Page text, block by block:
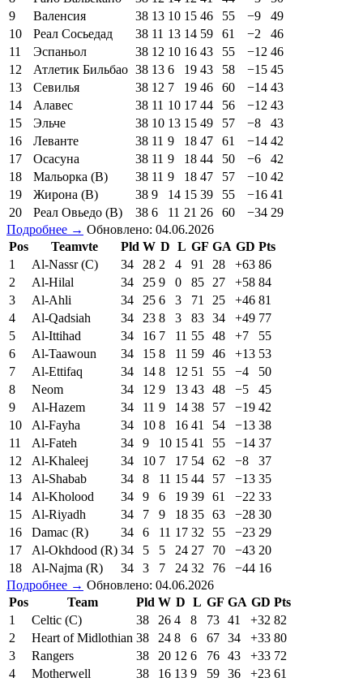
9
Валенсия 38 13 10 15 46 55 −9
49
10
Реал Сосьедад 38 11 13 14 59 61 −2
46
11
Эспаньол 38 12 10 16 43 55 −12 46
12
Атлетик Бильбао 38 13 6 19 43 58 −15 45
13
Севилья 38 12 7 19 46 60 −14 43
14
Алавес 38 11 10 17 44 56 −12 43
15
Эльче 38 10 13 15 49 57 −8
43
16
Леванте 38 11 9 18 47 61 −14 42
17
Осасуна 38 11 9 18 44 50 −6
42
18
Мальорка (В) 38 11 9 18 47 57 −10 42
19
Жирона (В) 38 9 14 15 39 55 −16 41
20
Реал Овьедо (В) 38 6 11 21 26 60 −34 29
Подробнее → Обновлено: 04.06.2026
Pos
Teamvte Pld W D L GF GA GD Pts
1
Al-Nassr (C) 34 28 2 4 91 28 +63 86
2
Al-Hilal 34 25 9 0 85 27 +58 84
3
Al-Ahli 34 25 6 3 71 25 +46 81
4
Al-Qadsiah 34 23 8 3 83 34 +49 77
5
Al-Ittihad 34 16 7 11 55 48 +7
55
6
Al-Taawoun 34 15 8 11 59 46 +13 53
7
Al-Ettifaq 34 14 8 12 51 55 −4
50
8
Neom 34 12 9 13 43 48 −5
45
9
Al-Hazem 34 11 9 14 38 57 −19 42
10
Al-Fayha 34 10 8 16 41 54 −13 38
11
Al-Fateh 34 9 10 15 41 55 −14 37
12
Al-Khaleej 34 10 7 17 54 62 −8
37
13
Al-Shabab 34 8 11 15 44 57 −13 35
14
Al-Kholood 34 9 6 19 39 61 −22 33
15
Al-Riyadh 34 7 9 18 35 63 −28 30
16
Damac (R) 34 6 11 17 32 55 −23 29
17
Al-Okhdood (R) 34 5 5 24 27 70 −43 20
18
Al-Najma (R) 34 3 7 24 32 76 −44 16
Подробнее → Обновлено: 04.06.2026
Pos
Team Pld W D L GF GA GD Pts
1
Celtic (C) 38 26 4 8 73 41 +32 82
2
Heart of Midlothian 38 24 8 6 67 34 +33 80
3
Rangers 38 20 12 6 76 43 +33 72
4
Motherwell 38 16 13 9 59 36 +23 61